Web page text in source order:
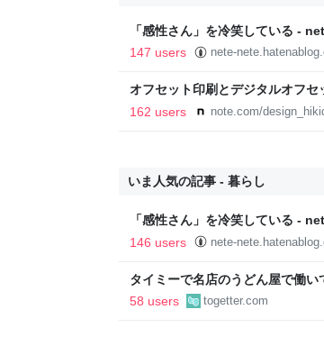
「感性さん」を冷笑している -
147 users
nete-
オフセット印刷とデジタルオフ
と。｜デザインのひきだし 津田
162 users note.com/
いま人気の記事 - 暮らし
「感性さん」を冷笑している -
146 users
nete-
タイミーで名店のうどん屋で働
秒で一皿洗えねーと金払わねーぞ
元で囁かれた話
58 users togetter.com